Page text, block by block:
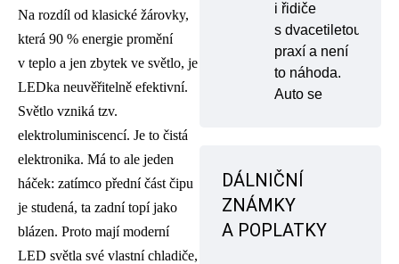
Na rozdíl od klasické žárovky,
která 90 % energie promění
v teplo a jen zbytek ve světlo, je
LEDka neuvěřitelně efektivní.
Světlo vzniká tzv.
elektroluminiscencí. Je to čistá
elektronika. Má to ale jeden
háček: zatímco přední část čipu
je studená, ta zadní topí jako
blázen. Proto mají moderní
LED světla své vlastní chladiče,
i řidiče
s dvacetiletou
praxí a není
to náhoda.
Auto se
DÁLNIČNÍ
ZNÁMKY
A POPLATKY